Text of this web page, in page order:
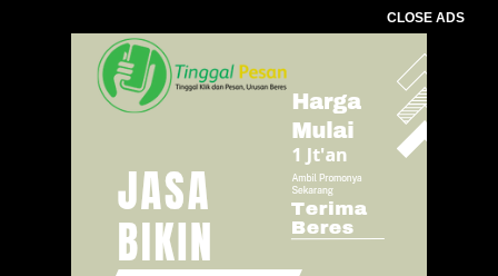
CLOSE ADS